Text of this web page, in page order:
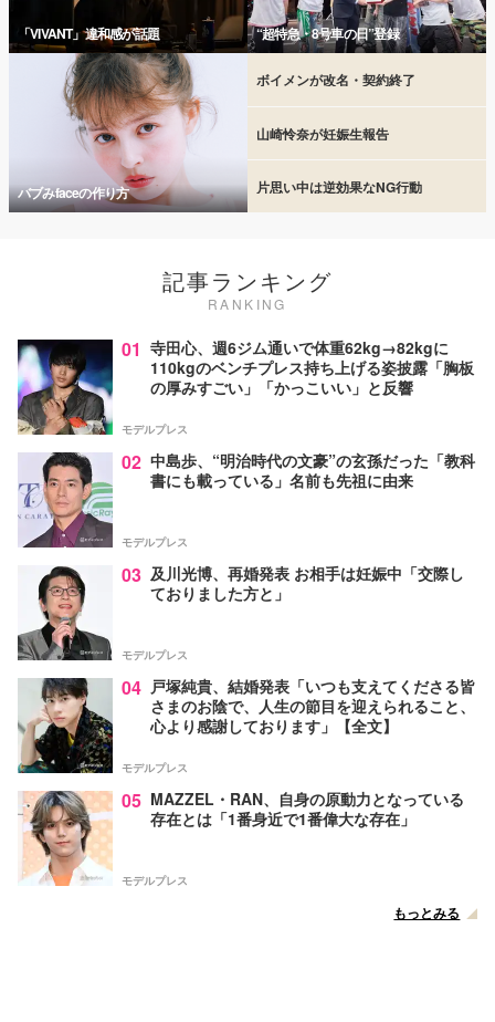
「VIVANT」違和感が話題 “超特急・8号車の日”登録
バブみfaceの作り方
ボイメンが改名・契約終了
山崎怜奈が妊娠生報告
片思い中は逆効果なNG行動
記事ランキング
RANKING
01 寺田心、週6ジム通いで体重62kg→82kgに
110kgのベンチプレス持ち上げる姿披露「胸板
の厚みすごい」「かっこいい」と反響
モデルプレス
02 中島歩、“明治時代の文豪”の玄孫だった「教科
書にも載っている」名前も先祖に由来
モデルプレス
03 及川光博、再婚発表 お相手は妊娠中「交際し
ておりました方と」
モデルプレス
04 戸塚純貴、結婚発表「いつも支えてくださる皆
さまのお陰で、人生の節目を迎えられること、
心より感謝しております」【全文】
モデルプレス
05 MAZZEL・RAN、自身の原動力となっている
存在とは「1番身近で1番偉大な存在」
モデルプレス
もっとみる